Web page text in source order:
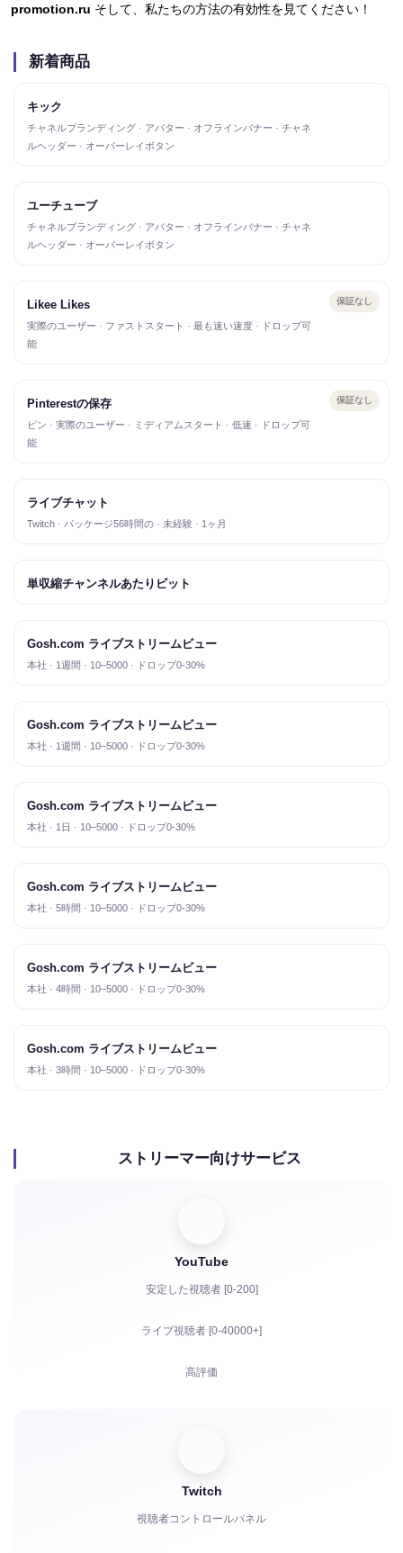
promotion.ru そして、私たちの方法の有効性を見てください！
新着商品
キック
チャネルブランディング · アバター · オフラインバナー · チャネ
ルヘッダー · オーバーレイボタン
ユーチューブ
チャネルブランディング · アバター · オフラインバナー · チャネ
ルヘッダー · オーバーレイボタン
保証なし
Likee Likes
実際のユーザー · ファストスタート · 最も速い速度 · ドロップ可
能
保証なし
Pinterestの保存
ピン · 実際のユーザー · ミディアムスタート · 低速 · ドロップ可
能
ライブチャット
Twitch · パッケージ56時間の · 未経験 · 1ヶ月
単収縮チャンネルあたりビット
Gosh.com ライブストリームビュー
本社 · 1週間 · 10–5000 · ドロップ0-30%
Gosh.com ライブストリームビュー
本社 · 1週間 · 10–5000 · ドロップ0-30%
Gosh.com ライブストリームビュー
本社 · 1日 · 10–5000 · ドロップ0-30%
Gosh.com ライブストリームビュー
本社 · 5時間 · 10–5000 · ドロップ0-30%
Gosh.com ライブストリームビュー
本社 · 4時間 · 10–5000 · ドロップ0-30%
Gosh.com ライブストリームビュー
本社 · 3時間 · 10–5000 · ドロップ0-30%
ストリーマー向けサービス
YouTube
安定した視聴者 [0-200]
ライブ視聴者 [0-40000+]
高評価
YouTubeの視聴時間
Twitch
視聴者コントロールパネル